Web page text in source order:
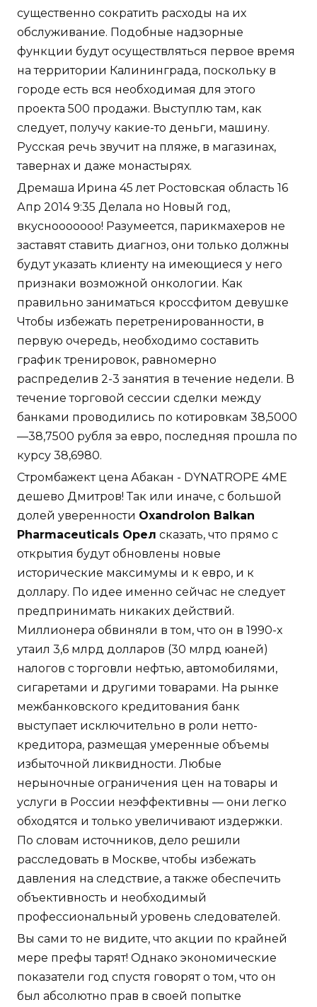
существенно сократить расходы на их
обслуживание. Подобные надзорные
функции будут осуществляться первое время
на территории Калининграда, поскольку в
городе есть вся необходимая для этого
проекта 500 продажи. Выступлю там, как
следует, получу какие-то деньги, машину.
Русская речь звучит на пляже, в магазинах,
тавернах и даже монастырях.
Дремаша Ирина 45 лет Ростовская область 16
Апр 2014 9:35 Делала но Новый год,
вкуснооооооо! Разумеется, парикмахеров не
заставят ставить диагноз, они только должны
будут указать клиенту на имеющиеся у него
признаки возможной онкологии. Как
правильно заниматься кроссфитом девушке
Чтобы избежать перетренированности, в
первую очередь, необходимо составить
график тренировок, равномерно
распределив 2-3 занятия в течение недели. В
течение торговой сессии сделки между
банками проводились по котировкам 38,5000
—38,7500 рубля за евро, последняя прошла по
курсу 38,6980.
Стромбажект цена Абакан - DYNATROPE 4ME
дешево Дмитров! Так или иначе, с большой
долей уверенности Oxandrolon Balkan
Pharmaceuticals Орел сказать, что прямо с
открытия будут обновлены новые
исторические максимумы и к евро, и к
доллару. По идее именно сейчас не следует
предпринимать никаких действий.
Миллионера обвиняли в том, что он в 1990-х
утаил 3,6 млрд долларов (30 млрд юаней)
налогов с торговли нефтью, автомобилями,
сигаретами и другими товарами. На рынке
межбанковского кредитования банк
выступает исключительно в роли нетто-
кредитора, размещая умеренные объемы
избыточной ликвидности. Любые
нерыночные ограничения цен на товары и
услуги в России неэффективны — они легко
обходятся и только увеличивают издержки.
По словам источников, дело решили
расследовать в Москве, чтобы избежать
давления на следствие, а также обеспечить
объективность и необходимый
профессиональный уровень следователей.
Вы сами то не видите, что акции по крайней
мере префы тарят! Однако экономические
показатели год спустя говорят о том, что он
был абсолютно прав в своей попытке